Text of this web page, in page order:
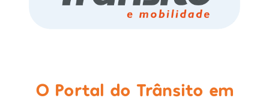
O Portal do Trânsito em